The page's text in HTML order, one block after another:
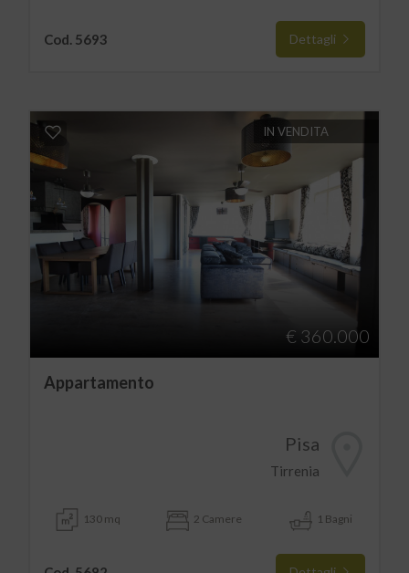
Cod. 5693 Dettagli
IN VENDITA
€ 360.000
Appartamento
Pisa
Tirrenia
130 mq 2 Camere 1 Bagni